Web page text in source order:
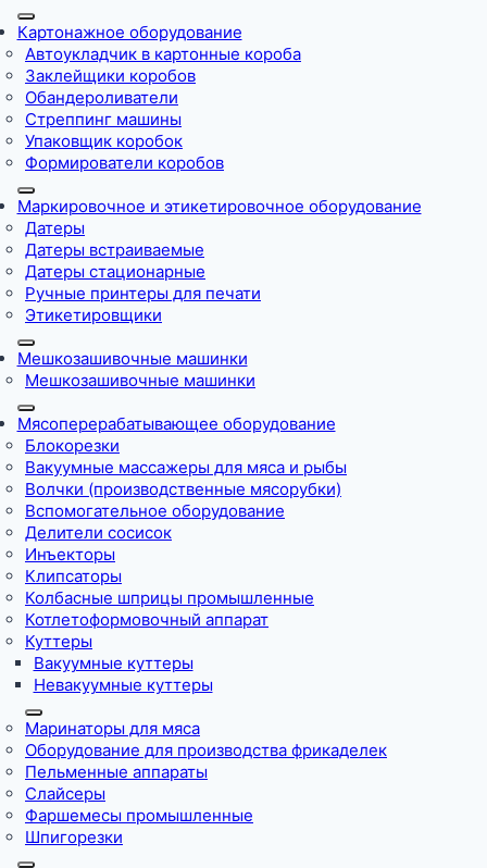
Картонажное оборудование
Автоукладчик в картонные короба
Заклейщики коробов
Обандероливатели
Стреппинг машины
Упаковщик коробок
Формирователи коробов
Маркировочное и этикетировочное оборудование
Датеры
Датеры встраиваемые
Датеры стационарные
Ручные принтеры для печати
Этикетировщики
Мешкозашивочные машинки
Мешкозашивочные машинки
Мясоперерабатывающее оборудование
Блокорезки
Вакуумные массажеры для мяса и рыбы
Волчки (производственные мясорубки)
Вспомогательное оборудование
Делители сосисок
Инъекторы
Клипсаторы
Колбасные шприцы промышленные
Котлетоформовочный аппарат
Куттеры
Вакуумные куттеры
Невакуумные куттеры
Маринаторы для мяса
Оборудование для производства фрикаделек
Пельменные аппараты
Слайсеры
Фаршемесы промышленные
Шпигорезки